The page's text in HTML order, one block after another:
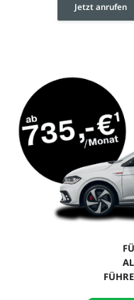
Jetzt anrufen